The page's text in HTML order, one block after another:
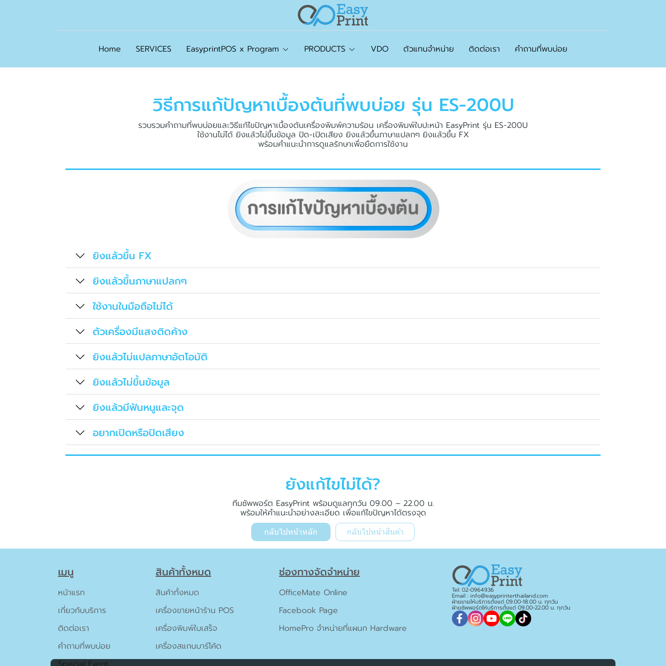
Home SERVICES EasyprintPOS x Program PRODUCTS VDO ตัวแทนจำหน่าย ติดต่อเรา คำถามที่พบบ่อย
วิธีการแก้ปัญหาเบื้องต้นที่พบบ่อย รุ่น ES-200U
รวบรวมคำถามที่พบบ่อยและวิธีแก้ไขปัญหาเบื้องต้นเครื่องพิมพ์ความร้อน เครื่องพิมพ์ใบปะหน้า EasyPrint รุ่น ES-200U
ใช้งานไม่ได้ ยิงแล้วไม่ขึ้นข้อมูล ปิด-เปิดเสียง ยิงแล้วขึ้นภาษาแปลกๆ ยิงแล้วขึ้น FX
พร้อมคำแนะนำการดูแลรักษาเพื่อยืดการใช้งาน
ยิงแล้วขึ้น FX
ยิงแล้วขึ้นภาษาแปลกๆ
ใช้งานในมือถือไม่ได้
ตัวเครื่องมีแสงติดค้าง
ยิงแล้วไม่แปลภาษาอัตโอมัติ
ยิงแล้วไม่ขึ้นข้อมูล
ยิงแล้วมีฟันหนูและจุด
อยากเปิดหรือปิดเสียง
ยังแก้ไขไม่ได้?
ทีมซัพพอร์ต EasyPrint พร้อมดูแลทุกวัน 09.00 – 22.00 น.
พร้อมให้คำแนะนำอย่างละเอียด เพื่อแก้ไขปัญหาได้ตรงจุด
กลับไปหน้าหลัก กลับไปหน้าสินค้า
เมนู
หน้าแรก
เกี่ยวกับบริการ
ติดต่อเรา
คำถามที่พบบ่อย
สินค้าทั้งหมด
สินค้าทั้งหมด
เครื่องขายหน้าร้าน POS
เครื่องพิมพ์ใบเสร็จ
เครื่องสแกนบาร์โค้ด
ช่องทางจัดจำหน่าย
OfficeMate Online
Facebook Page
HomePro จำหน่ายที่แผนก Hardware
Tel: 02-0964936
Email : info@easyprinterthailand.com
ฝ่ายขายให้บริการตั้งแต่ 09.00-18.00 น. ทุกวัน
ฝ่ายซัพพอร์ตให้บริการตั้งแต่ 09.00-22.00 น. ทุกวัน